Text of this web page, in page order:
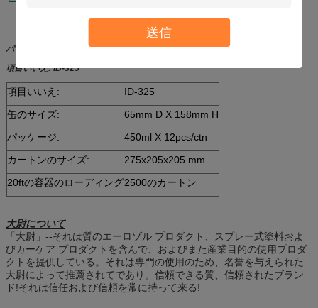
送信
パッケージ:
項目いいえ: ID-325
項目いいえ:
ID-325
缶のサイズ:
65mm D X 158mm H
パッケージ:
450ml X 12pcs/ctn
カートンのサイズ:
275x205x205 mm
20ftの容器のローディング2500のカートン
大尉について
「大尉」--それは質のエーロゾル プロダクト、スプレー式塗料およ
びカーケア プロダクトを含んで、およびまた産業目的の使用プロダ
クトを提供している。それは専門の使用のため、名誉を与えられた
大尉によって推薦されてであり。信頼できる質、信頼されたブラン
ド!それは信任および信頼を常に持って来る!